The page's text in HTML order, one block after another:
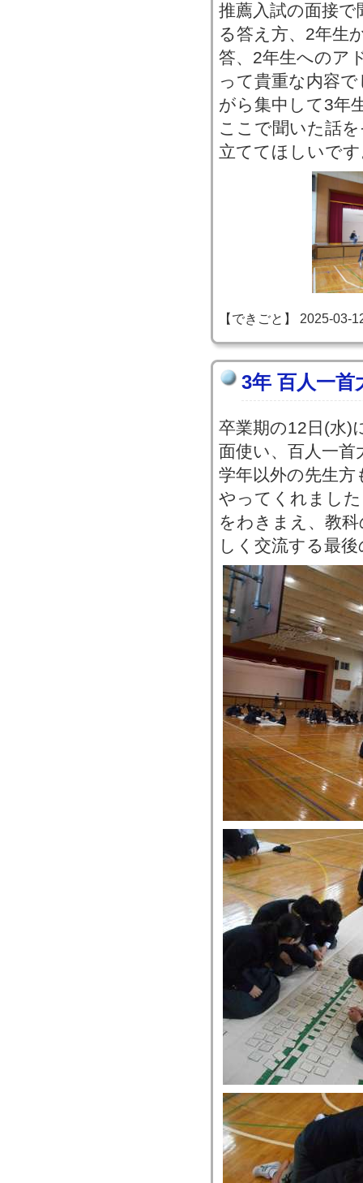
推薦入試の面接
る答え方、2年生
答、2年生へのア
って貴重な内容
がら集中して3年
ここで聞いた話
立ててほしいで
【できごと】 2025-03-
3年 百人一首
卒業期の12日(水)
面使い、百人一
学年以外の先生
やってくれまし
をわきまえ、教
しく交流する最